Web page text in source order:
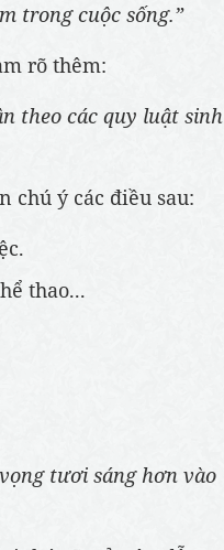
trong cuộc sống.”
rõ thêm:
theo các quy luật sinh
chú ý các điều sau:
thao...
tươi sáng hơn vào